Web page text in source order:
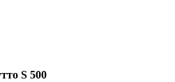
S 500